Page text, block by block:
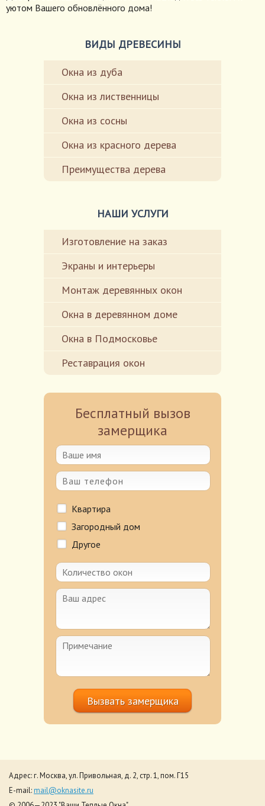
ВИДЫ ДРЕВЕСИНЫ
Окна из дуба
Окна из лиственницы
Окна из сосны
Окна из красного дерева
Преимущества дерева
НАШИ УСЛУГИ
Изготовление на заказ
Экраны и интерьеры
Монтаж деревянных окон
Окна в деревянном доме
Окна в Подмосковье
Реставрация окон
Бесплатный вызов
замерщика
Квартира
Загородный дом
Другое
Вызвать замерщика
уютом Вашего обновлённого дома!
Адрес: г. Москва, ул. Привольная, д. 2, стр. 1, пом. Г15
E-mail:mail@oknasite.ru